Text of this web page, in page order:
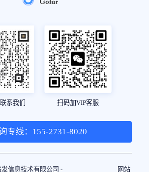
系我们 扫码加VIP客服
专线：155-2731-8020
信息技术有限公司 - 网站